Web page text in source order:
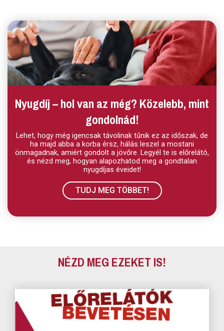
Nyugdíj – hol van az még? Közelebb, mint
gondolnád!
Lehet, hogy még igencsak távolinak tűnik ez az időszak, de
ha majd abba a korba érsz, hálás leszel a mostani
önmagadnak, amiért gondolt a jövőre. Legyél te is előrelátó,
és nézd meg, hogyan alapozhatod meg a gondtalan
nyugdíjas éveidet!
TUDJ MEG TÖBBET!
NÉZD MEG EZEKET IS!